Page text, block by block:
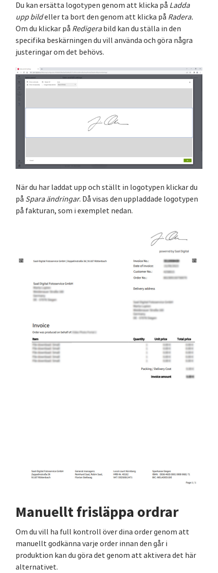
Du kan ersätta logotypen genom att klicka på Ladda
upp bildeller ta bort den genom att klicka på Radera.
Om du klickar på Redigerabild kan du ställa in den
specifika beskärningen du vill använda och göra några
justeringar om det behövs.
När du har laddat upp och ställt in logotypen klickar du
på Spara ändringar. Då visas den uppladdade logotypen
på fakturan, som i exemplet nedan.
Manuellt frisläppa ordrar
Om du vill ha full kontroll över dina order genom att
manuellt godkänna varje order innan den går i
produktion kan du göra det genom att aktivera det här
alternativet.